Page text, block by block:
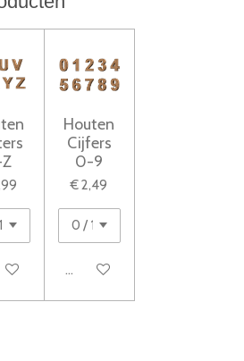
details
Houten
Cijfers
0-9
€ 2,49
Bekijk details